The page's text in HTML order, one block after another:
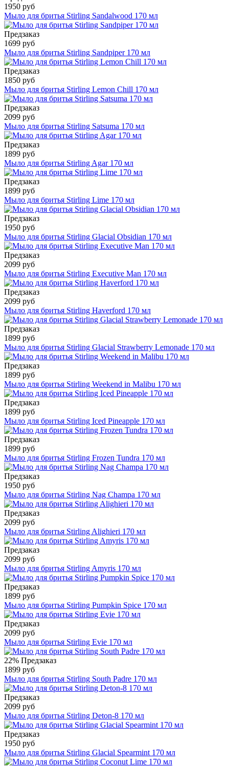
1950 руб
Мыло для бритья Stirling Sandalwood 170 мл
Предзаказ
1699 руб
Мыло для бритья Stirling Sandpiper 170 мл
Предзаказ
1850 руб
Мыло для бритья Stirling Lemon Chill 170 мл
Предзаказ
2099 руб
Мыло для бритья Stirling Satsuma 170 мл
Предзаказ
1899 руб
Мыло для бритья Stirling Agar 170 мл
Предзаказ
1899 руб
Мыло для бритья Stirling Lime 170 мл
Предзаказ
1950 руб
Мыло для бритья Stirling Glacial Obsidian 170 мл
Предзаказ
2099 руб
Мыло для бритья Stirling Executive Man 170 мл
Предзаказ
2099 руб
Мыло для бритья Stirling Haverford 170 мл
Предзаказ
1899 руб
Мыло для бритья Stirling Glacial Strawberry Lemonade 170 мл
Предзаказ
1899 руб
Мыло для бритья Stirling Weekend in Malibu 170 мл
Предзаказ
1899 руб
Мыло для бритья Stirling Iced Pineapple 170 мл
Предзаказ
1899 руб
Мыло для бритья Stirling Frozen Tundra 170 мл
Предзаказ
1950 руб
Мыло для бритья Stirling Nag Champa 170 мл
Предзаказ
2099 руб
Мыло для бритья Stirling Alighieri 170 мл
Предзаказ
2099 руб
Мыло для бритья Stirling Amyris 170 мл
Предзаказ
1899 руб
Мыло для бритья Stirling Pumpkin Spice 170 мл
Предзаказ
2099 руб
Мыло для бритья Stirling Evie 170 мл
22% Предзаказ
1899 руб
Мыло для бритья Stirling South Padre 170 мл
Предзаказ
2099 руб
Мыло для бритья Stirling Deton-8 170 мл
Предзаказ
1950 руб
Мыло для бритья Stirling Glacial Spearmint 170 мл